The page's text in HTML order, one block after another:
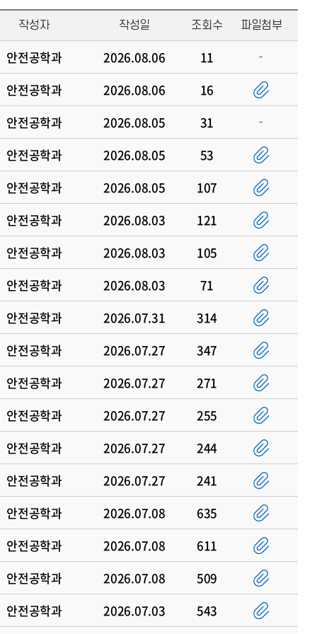
작성자 작성일 조회수 파일첨부
안전공학과 2026.08.06
11
안전공학과
2026.08.06
16
안전공학과
2026.08.05
31
안전공학과
2026.08.05
53
안전공학과
2026.08.05
107
안전공학과
2026.08.03
121
안전공학과
2026.08.03
105
안전공학과
2026.08.03
71
안전공학과
2026.07.31
314
안전공학과
2026.07.27
347
안전공학과
2026.07.27
271
안전공학과
2026.07.27
255
안전공학과
2026.07.27
244
안전공학과
2026.07.27
241
안전공학과
2026.07.08
635
안전공학과
2026.07.08
611
안전공학과
2026.07.08
509
안전공학과
2026.07.03
543